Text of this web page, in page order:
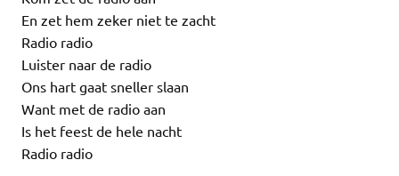
En zet hem zeker niet te zacht
Radio radio
Luister naar de radio
Ons hart gaat sneller slaan
Want met de radio aan
Is het feest de hele nacht
Radio radio